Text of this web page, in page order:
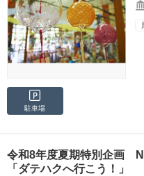
駐車場
令和8年度夏期特別企画
「ダテハクへ行こう！」